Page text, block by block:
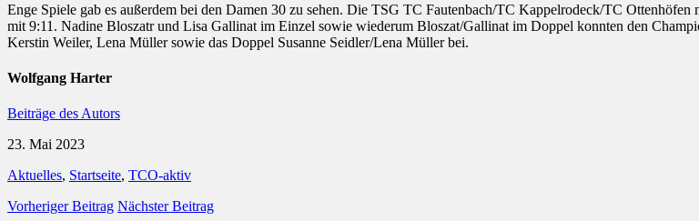
Enge Spiele gab es außerdem bei den Damen 30 zu sehen. Die TSG TC Fautenbach/TC Kappelrodeck/TC Ottenhöfen
mit 9:11. Nadine Bloszatr und Lisa Gallinat im Einzel sowie wiederum Bloszat/Gallinat im Doppel konnten den
Kerstin Weiler, Lena Müller sowie das Doppel Susanne Seidler/Lena Müller bei.
Wolfgang Harter
Beiträge des Autors
23. Mai 2023
Aktuelles, Startseite, TCO-aktiv
Vorheriger Beitrag Nächster Beitrag